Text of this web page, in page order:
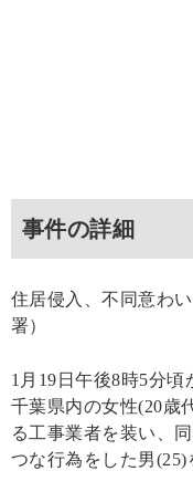
事件の詳細
住居侵入、不同意わ
署）
1月19日午後8時5分頃
千葉県内の女性(20歳
る工事業者を装い、
つな行為をした男(25)